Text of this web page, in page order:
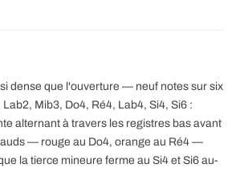
dense que l'ouverture — neuf notes sur six
Mib3, Do4, Ré4, Lab4, Si4, Si6 :
alternant à travers les registres bas avant
— rouge au Do4, orange au Ré4 —
la tierce mineure ferme au Si4 et Si6 au-